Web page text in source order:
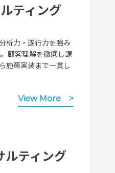
ティング
析力・遂行力を強み
顧客理解を徹底し課
施策実装まで一貫し
View More
ルティング